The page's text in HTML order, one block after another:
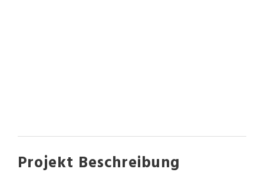
Projekt Beschreibung